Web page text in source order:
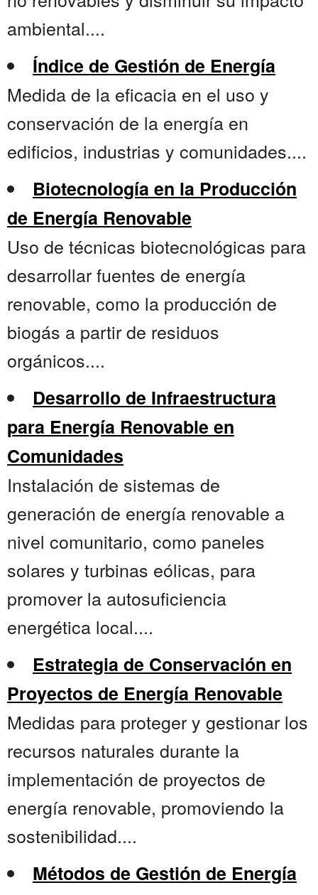
ambiental....
Índice de Gestión de Energía
Medida de la eficacia en el uso y
conservación de la energía en
edificios, industrias y comunidades....
Biotecnología en la Producción
de Energía Renovable
Uso de técnicas biotecnológicas para
desarrollar fuentes de energía
renovable, como la producción de
biogás a partir de residuos
orgánicos....
Desarrollo de Infraestructura
para Energía Renovable en
Comunidades
Instalación de sistemas de
generación de energía renovable a
nivel comunitario, como paneles
solares y turbinas eólicas, para
promover la autosuficiencia
energética local....
Estrategia de Conservación en
Proyectos de Energía Renovable
Medidas para proteger y gestionar los
recursos naturales durante la
implementación de proyectos de
energía renovable, promoviendo la
sostenibilidad....
Métodos de Gestión de Energía